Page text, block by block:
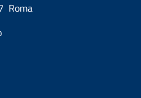
Roma